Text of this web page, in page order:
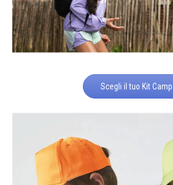
Scegli il tuo Kit Camp